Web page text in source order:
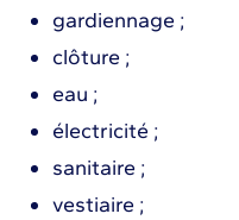
gardiennage ;
clôture ;
eau ;
électricité ;
sanitaire ;
vestiaire ;